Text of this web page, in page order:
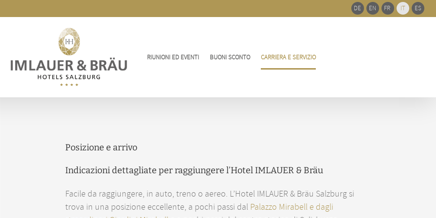
RIUNIONI ED EVENTI BUONI SCONTO CARRIERA E SERVIZIO
Posizione e arrivo
Indicazioni dettagliate per raggiungere l’Hotel IMLAUER & Bräu
Facile da raggiungere, in auto, treno o aereo. L’Hotel IMLAUER & Bräu Salzburg si
trova in una posizione eccellente, a pochi passi dal Palazzo Mirabell e dagli
del
bar
DE EN FR IT ES